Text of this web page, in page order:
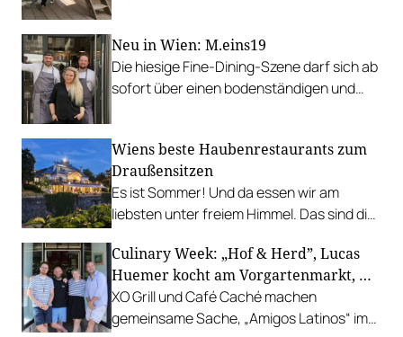
Neu in Wien: M.eins19
Die hiesige Fine-Dining-Szene darf sich ab
sofort über einen bodenständigen und
Wiens beste Haubenrestaurants zum
Draußensitzen
Es ist Sommer! Und da essen wir am
liebsten unter freiem Himmel. Das sind die
Gastgarten.
Culinary Week: „Hof & Herd”, Lucas
Huemer kocht am Vorgartenmarkt, …
XO Grill und Café Caché machen
gemeinsame Sache, „Amigos Latinos“ im